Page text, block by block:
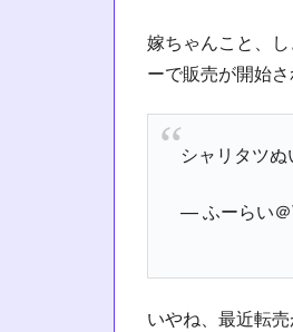
嫁ちゃんこと、
ーで販売が開始
シャリタツぬ
— ふーらい＠
いやね、最近転